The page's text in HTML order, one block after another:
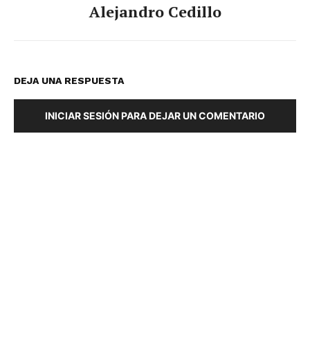
Alejandro Cedillo
DEJA UNA RESPUESTA
INICIAR SESIÓN PARA DEJAR UN COMENTARIO